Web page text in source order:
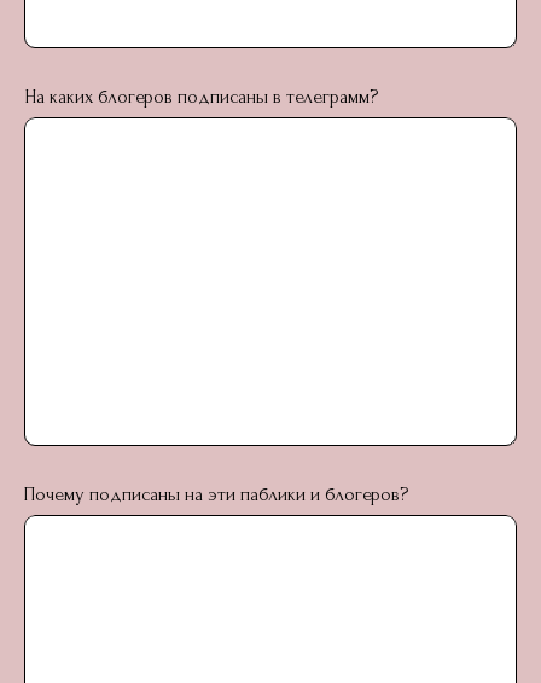
На каких блогеров подписаны в телеграмм?
Почему подписаны на эти паблики и блогеров?